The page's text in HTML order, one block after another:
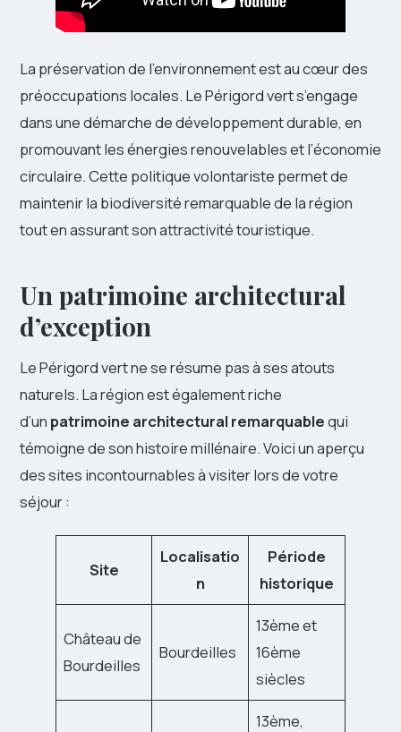
La préservation de l’environnement est au cœur des
préoccupations locales. Le Périgord vert s’engage
dans une démarche de développement durable, en
promouvant les énergies renouvelables et l’économie
circulaire. Cette politique volontariste permet de
maintenir la biodiversité remarquable de la région
tout en assurant son attractivité touristique.
Un patrimoine architectural
d’exception
Le Périgord vert ne se résume pas à ses atouts
naturels. La région est également riche
d’un patrimoine architectural remarquablequi
témoigne de son histoire millénaire. Voici un aperçu
des sites incontournables à visiter lors de votre
séjour :
Site
Localisatio
n
Période
historique
Château de
Bourdeilles
Bourdeilles
13ème et
16ème
siècles
13ème,